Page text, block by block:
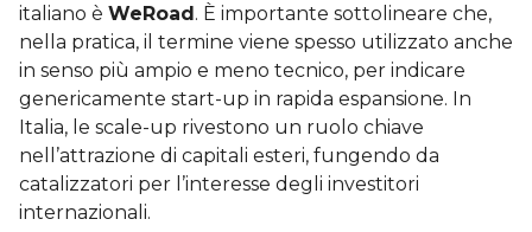
italiano è WeRoad. È importante sottolineare che,
nella pratica, il termine viene spesso utilizzato anche
in senso più ampio e meno tecnico, per indicare
genericamente start-up in rapida espansione. In
Italia, le scale-up rivestono un ruolo chiave
nell’attrazione di capitali esteri, fungendo da
catalizzatori per l’interesse degli investitori
internazionali.